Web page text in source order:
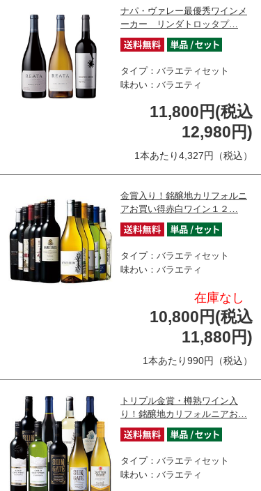
ナパ・ヴァレー最優秀ワインメ
ーカー リンダトロッタプ…
タイプ：バラエティセット
味わい：バラエティ
11,800円(税込
12,980円)
1本あたり4,327円（税込）
金賞入り！銘醸地カリフォルニ
アお買い得赤白ワイン１２…
タイプ：バラエティセット
味わい：バラエティ
在庫なし
10,800円(税込
11,880円)
1本あたり990円（税込）
トリプル金賞・樽熟ワイン入
り！銘醸地カリフォルニアお…
タイプ：バラエティセット
味わい：バラエティ